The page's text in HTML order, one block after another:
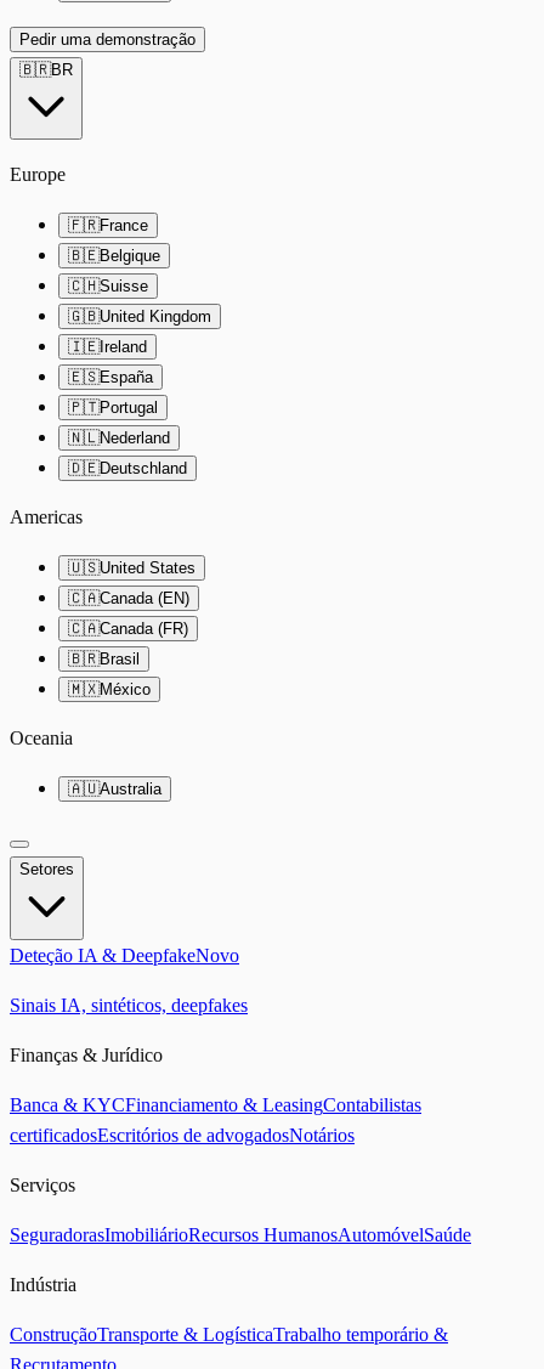
Pedir uma demonstração
🇧🇷BR
Europe
🇫🇷France
🇧🇪Belgique
🇨🇭Suisse
🇬🇧United Kingdom
🇮🇪Ireland
🇪🇸España
🇵🇹Portugal
🇳🇱Nederland
🇩🇪Deutschland
Americas
🇺🇸United States
🇨🇦Canada (EN)
🇨🇦Canada (FR)
🇧🇷Brasil
🇲🇽México
Oceania
🇦🇺Australia
Setores
Deteção IA & DeepfakeNovo
Sinais IA, sintéticos, deepfakes
Finanças & Jurídico
Banca & KYCFinanciamento & LeasingContabilistas
certificadosEscritórios de advogadosNotários
Serviços
SeguradorasImobiliárioRecursos HumanosAutomóvelSaúde
Indústria
ConstruçãoTransporte & LogísticaTrabalho temporário &
Recrutamento